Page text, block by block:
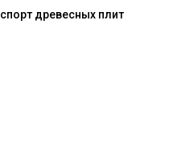
древесных плит